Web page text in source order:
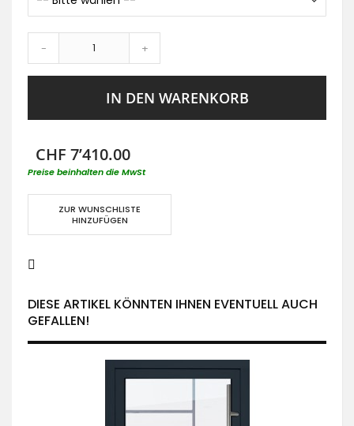
- +
IN DEN WARENKORB
CHF 7’410.00
Preise beinhalten die MwSt
ZUR WUNSCHLISTE
HINZUFÜGEN
DIESE ARTIKEL KÖNNTEN IHNEN EVENTUELL AUCH
GEFALLEN!